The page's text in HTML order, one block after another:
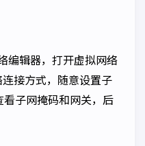
编辑器，打开虚拟网络
接方式，随意设置子
子网掩码和网关，后